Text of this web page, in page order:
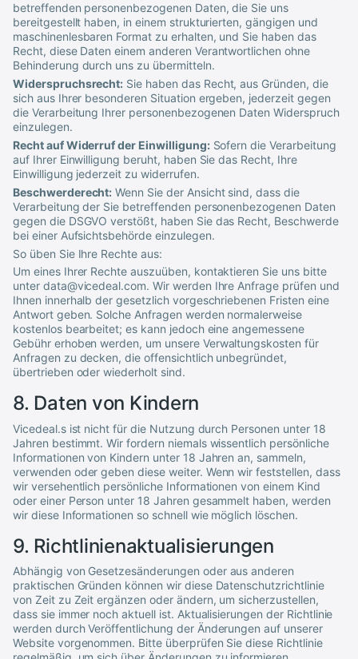
betreffenden personenbezogenen Daten, die Sie uns
bereitgestellt haben, in einem strukturierten, gängigen und
maschinenlesbaren Format zu erhalten, und Sie haben das
Recht, diese Daten einem anderen Verantwortlichen ohne
Behinderung durch uns zu übermitteln.
Widerspruchsrecht: Sie haben das Recht, aus Gründen, die
sich aus Ihrer besonderen Situation ergeben, jederzeit gegen
die Verarbeitung Ihrer personenbezogenen Daten Widerspruch
einzulegen.
Recht auf Widerruf der Einwilligung:Sofern die Verarbeitung
auf Ihrer Einwilligung beruht, haben Sie das Recht, Ihre
Einwilligung jederzeit zu widerrufen.
Beschwerderecht: Wenn Sie der Ansicht sind, dass die
Verarbeitung der Sie betreffenden personenbezogenen Daten
gegen die DSGVO verstößt, haben Sie das Recht, Beschwerde
bei einer Aufsichtsbehörde einzulegen.
So üben Sie Ihre Rechte aus:
Um eines Ihrer Rechte auszuüben, kontaktieren Sie uns bitte
unter data@vicedeal.com. Wir werden Ihre Anfrage prüfen und
Ihnen innerhalb der gesetzlich vorgeschriebenen Fristen eine
Antwort geben. Solche Anfragen werden normalerweise
kostenlos bearbeitet; es kann jedoch eine angemessene
Gebühr erhoben werden, um unsere Verwaltungskosten für
Anfragen zu decken, die offensichtlich unbegründet,
übertrieben oder wiederholt sind.
8. Daten von Kindern
Vicedeal.s ist nicht für die Nutzung durch Personen unter 18
Jahren bestimmt. Wir fordern niemals wissentlich persönliche
Informationen von Kindern unter 18 Jahren an, sammeln,
verwenden oder geben diese weiter. Wenn wir feststellen, dass
wir versehentlich persönliche Informationen von einem Kind
oder einer Person unter 18 Jahren gesammelt haben, werden
wir diese Informationen so schnell wie möglich löschen.
9. Richtlinienaktualisierungen
Abhängig von Gesetzesänderungen oder aus anderen
praktischen Gründen können wir diese Datenschutzrichtlinie
von Zeit zu Zeit ergänzen oder ändern, um sicherzustellen,
dass sie immer noch aktuell ist. Aktualisierungen der Richtlinie
werden durch Veröffentlichung der Änderungen auf unserer
Website vorgenommen. Bitte überprüfen Sie diese Richtlinie